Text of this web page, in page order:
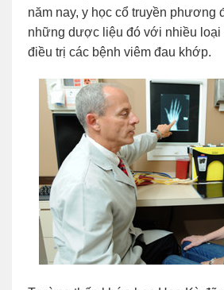
năm nay, y học cổ truyền phương
những dược liệu đó với nhiều loại
điều trị các bệnh viêm đau khớp.